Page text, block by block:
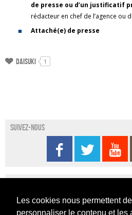
Les cookies nous permettent de
personnaliser le contenu et les
de presse ou d’un justificatif
rédacteur en chef de l’agence ou
Attaché(e) de presse
Daisuki 1
Suivez-nous